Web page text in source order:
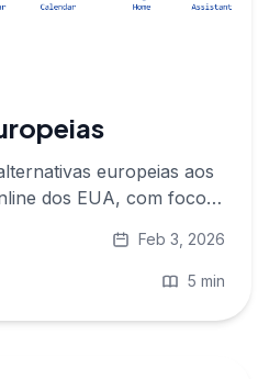
europeias aos
dos EUA, com foco
Feb 3, 2026
5 min